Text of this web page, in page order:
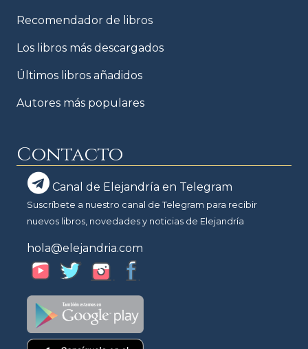
Recomendador de libros
Los libros más descargados
Últimos libros añadidos
Autores más populares
Contacto
Canal de Elejandría en Telegram
Suscríbete a nuestro canal de Telegram para recibir
nuevos libros, novedades y noticias de Elejandría
hola@elejandria.com